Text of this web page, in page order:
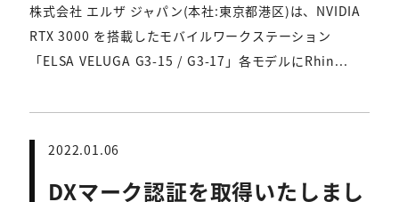
株式会社 エルザ ジャパン(本社:東京都港区)は、NVIDIA
RTX 3000 を搭載したモバイルワークステーション
「ELSA VELUGA G3-15 / G3-17」各モデルにRhin...
2022.01.06
DXマーク認証を取得いたしまし